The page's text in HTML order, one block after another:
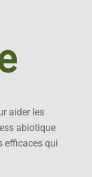
aider les
abiotique
efficaces qui